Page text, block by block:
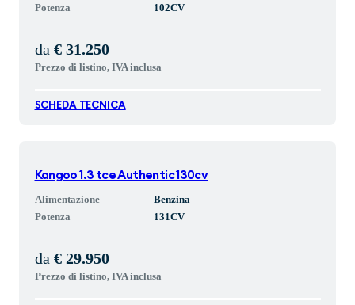
Potenza
102CV
da € 31.250
Prezzo di listino, IVA inclusa
SCHEDA TECNICA
Kangoo 1.3 tce Authentic 130cv
Alimentazione
Benzina
Potenza
131CV
da € 29.950
Prezzo di listino, IVA inclusa